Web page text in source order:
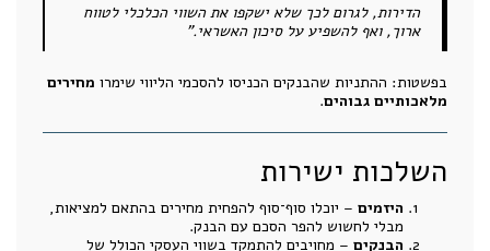
הדירות, לגרום לכך שלא ישקפו את השווי הכלכלי לטווח
ארוך, ואף להשפיע על סיכון האשראי."
בפשטות: ההתניות שהבנקים הכניסו להסכמי הליווי שימרו מחירים
מלאכותיים גבוהים.
השלכות ישירות
היזמים – יוכלו סוף־סוף להפחית מחירים בהתאם למציאות,
מבלי לחשוש להפר הסכם עם הבנק.
הבנקים – מחויבים להתמקד בשווי העסקי הכולל של